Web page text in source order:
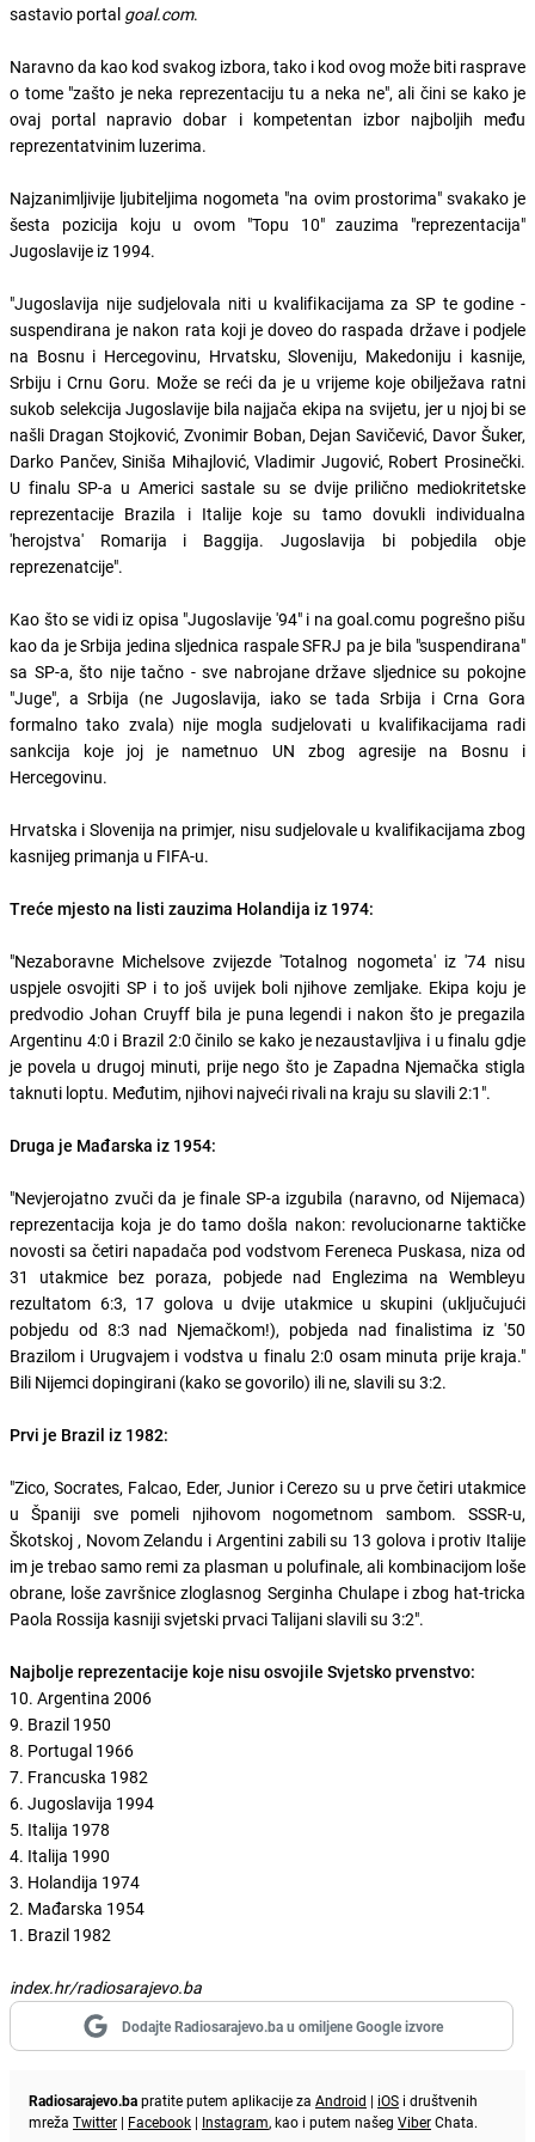
sastavio portal goal.com.
Naravno da kao kod svakog izbora, tako i kod ovog može biti rasprave
o tome "zašto je neka reprezentaciju tu a neka ne", ali čini se kako je
ovaj portal napravio dobar i kompetentan izbor najboljih među
reprezentatvinim luzerima.
Najzanimljivije ljubiteljima nogometa "na ovim prostorima" svakako je
šesta pozicija koju u ovom "Topu 10" zauzima "reprezentacija"
Jugoslavije iz 1994.
"Jugoslavija nije sudjelovala niti u kvalifikacijama za SP te godine -
suspendirana je nakon rata koji je doveo do raspada države i podjele
na Bosnu i Hercegovinu, Hrvatsku, Sloveniju, Makedoniju i kasnije,
Srbiju i Crnu Goru. Može se reći da je u vrijeme koje obilježava ratni
sukob selekcija Jugoslavije bila najjača ekipa na svijetu, jer u njoj bi se
našli Dragan Stojković, Zvonimir Boban, Dejan Savičević, Davor Šuker,
Darko Pančev, Siniša Mihajlović, Vladimir Jugović, Robert Prosinečki.
U finalu SP-a u Americi sastale su se dvije prilično mediokritetske
reprezentacije Brazila i Italije koje su tamo dovukli individualna
'herojstva' Romarija i Baggija. Jugoslavija bi pobjedila obje
reprezenatcije".
Kao što se vidi iz opisa "Jugoslavije '94" i na goal.comu pogrešno pišu
kao da je Srbija jedina sljednica raspale SFRJ pa je bila "suspendirana"
sa SP-a, što nije tačno - sve nabrojane države sljednice su pokojne
"Juge", a Srbija (ne Jugoslavija, iako se tada Srbija i Crna Gora
formalno tako zvala) nije mogla sudjelovati u kvalifikacijama radi
sankcija koje joj je nametnuo UN zbog agresije na Bosnu i
Hercegovinu.
Hrvatska i Slovenija na primjer, nisu sudjelovale u kvalifikacijama zbog
kasnijeg primanja u FIFA-u.
Treće mjesto na listi zauzima Holandija iz 1974:
"Nezaboravne Michelsove zvijezde 'Totalnog nogometa' iz '74 nisu
uspjele osvojiti SP i to još uvijek boli njihove zemljake. Ekipa koju je
predvodio Johan Cruyff bila je puna legendi i nakon što je pregazila
Argentinu 4:0 i Brazil 2:0 činilo se kako je nezaustavljiva i u finalu gdje
je povela u drugoj minuti, prije nego što je Zapadna Njemačka stigla
taknuti loptu. Međutim, njihovi najveći rivali na kraju su slavili 2:1".
Druga je Mađarska iz 1954:
"Nevjerojatno zvuči da je finale SP-a izgubila (naravno, od Nijemaca)
reprezentacija koja je do tamo došla nakon: revolucionarne taktičke
novosti sa četiri napadača pod vodstvom Fereneca Puskasa, niza od
31 utakmice bez poraza, pobjede nad Englezima na Wembleyu
rezultatom 6:3, 17 golova u dvije utakmice u skupini (uključujući
pobjedu od 8:3 nad Njemačkom!), pobjeda nad finalistima iz '50
Brazilom i Urugvajem i vodstva u finalu 2:0 osam minuta prije kraja."
Bili Nijemci dopingirani (kako se govorilo) ili ne, slavili su 3:2.
Prvi je Brazil iz 1982:
"Zico, Socrates, Falcao, Eder, Junior i Cerezo su u prve četiri utakmice
u Španiji sve pomeli njihovom nogometnom sambom. SSSR-u,
Škotskoj , Novom Zelandu i Argentini zabili su 13 golova i protiv Italije
im je trebao samo remi za plasman u polufinale, ali kombinacijom loše
obrane, loše završnice zloglasnog Serginha Chulape i zbog hat-tricka
Paola Rossija kasniji svjetski prvaci Talijani slavili su 3:2".
Najbolje reprezentacije koje nisu osvojile Svjetsko prvenstvo:
10. Argentina 2006
9. Brazil 1950
8. Portugal 1966
7. Francuska 1982
6. Jugoslavija 1994
5. Italija 1978
4. Italija 1990
3. Holandija 1974
2. Mađarska 1954
1. Brazil 1982
index.hr/radiosarajevo.ba
Dodajte Radiosarajevo.ba u omiljene Google izvore
Radiosarajevo.bapratite putem aplikacije za Android | iOS i društvenih
mreža Twitter | Facebook | Instagram, kao i putem našeg ViberChata.